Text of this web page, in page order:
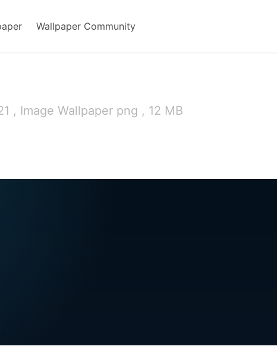
Wallpaper Community
, Image Wallpaper png , 12 MB